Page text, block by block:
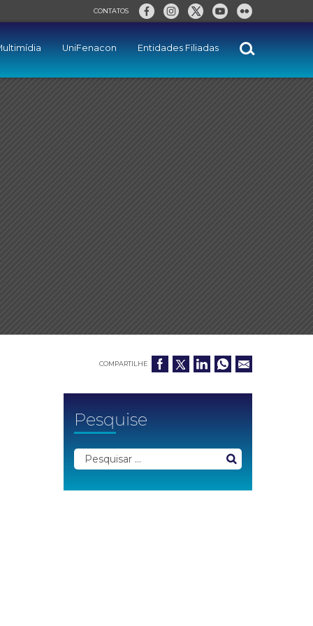
CONTATOS
UniFenacon Entidades Filiadas
COMPARTILHE
Pesquise